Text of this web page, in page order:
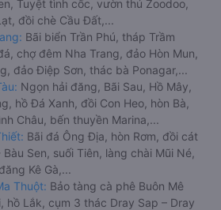
Tuyệt tình cốc, vườn thú Zoodoo,
đồi chè Cầu Đất,...
Bãi biển Trần Phú, tháp Trầm
chợ đêm Nha Trang, đảo Hòn Mun,
đảo Điệp Sơn, thác bà Ponagar,...
Ngọn hải đăng, Bãi Sau, Hồ Mây,
hồ Đá Xanh, đồi Con Heo, hòn Bà,
Châu, bến thuyền Marina,...
Bãi đá Ông Địa, hòn Rơm, đồi cát
Sen, suối Tiên, làng chài Mũi Né,
Kê Gà,...
Thuột: Bảo tàng cà phê Buôn Mê
hồ Lắk, cụm 3 thác Dray Sap – Dray